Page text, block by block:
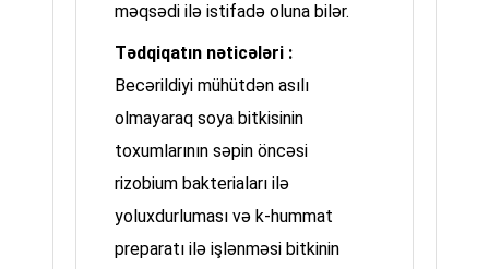
məqsədi ilə istifadə oluna bilər.
Tədqiqatın nəticələri :
Becərildiyi mühütdən asılı
olmayaraq soya bitkisinin
toxumlarının səpin öncəsi
rizobium bakteriaları ilə
yoluxdurluması və k-hummat
preparatı ilə işlənməsi bitkinin